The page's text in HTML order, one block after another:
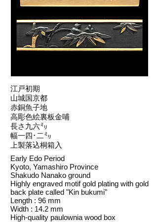
江戸初期
山城国京都
赤銅魚子地
高彫色絵裏板金哺
長さ九六㍉
幅一四･二㍉
上製落込桐箱入
Early Edo Period
Kyoto, Yamashiro Province
Shakudo Nanako ground
Highly engraved motif gold plating with gold
back plate called "Kin bukumi"
Length : 96 mm
Width : 14.2 mm
High-quality paulownia wood box